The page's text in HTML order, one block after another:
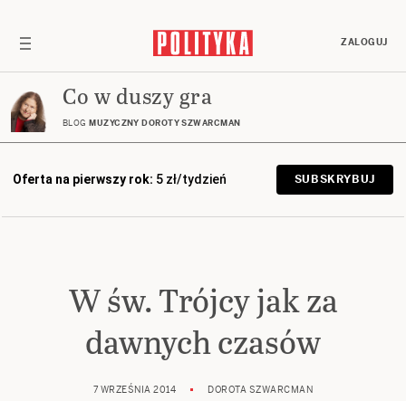
ZALOGUJ
Co w duszy gra
BLOG MUZYCZNY DOROTY SZWARCMAN
Oferta na pierwszy rok: 5 zł/tydzień SUBSKRYBUJ
W św. Trójcy jak za
dawnych czasów
7 WRZEŚNIA 2014 DOROTA SZWARCMAN